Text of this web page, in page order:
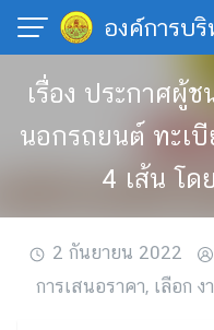
Skip
content
องค์การบ
เรื่อง ประกาศผู้ช
นอกรถยนต์ ทะเ
4 เส้น โด
2 กันยายน 2022
การเสนอราคา, เลือก